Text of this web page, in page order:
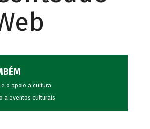
e o apoio à cultura
a eventos culturais